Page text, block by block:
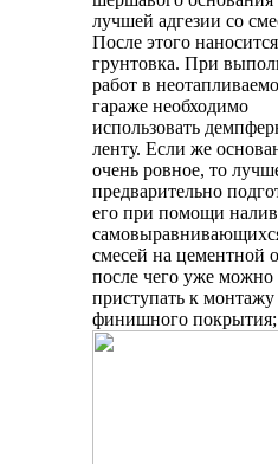
лучшей адгезии со
После этого наносится
грунтовка. При
работ в
гараже необходимо
использовать
ленту. Если же
очень ровное, то
предварительно
его при помощи
смесей на цементной
после чего уже можно
приступать к монтажу
финишного покрытия;